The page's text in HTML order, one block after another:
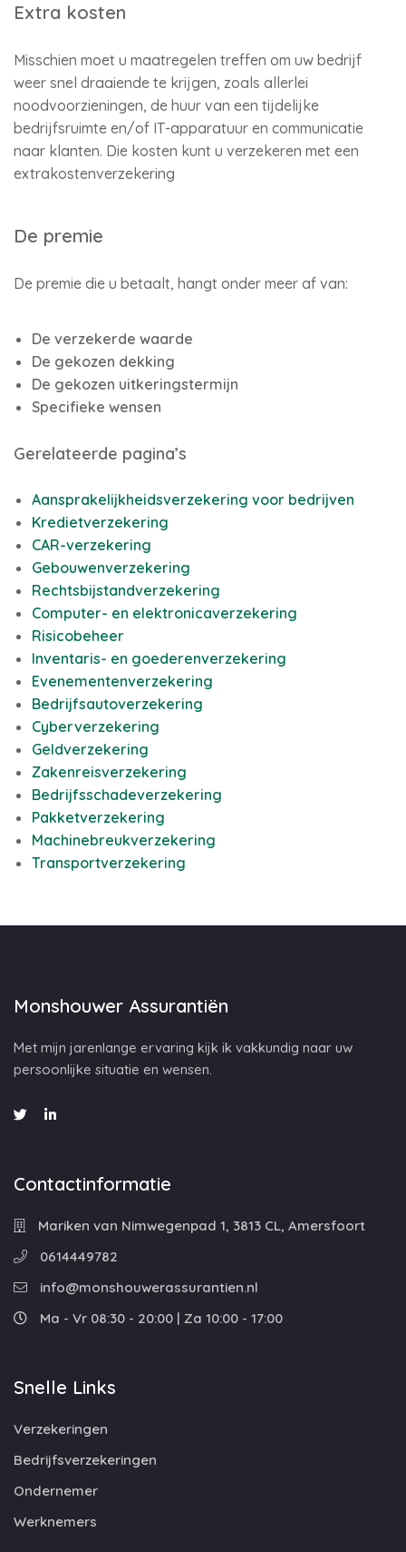
Extra kosten
Misschien moet u maatregelen treffen om uw bedrijf
weer snel draaiende te krijgen, zoals allerlei
noodvoorzieningen, de huur van een tijdelijke
bedrijfsruimte en/of IT-apparatuur en communicatie
naar klanten. Die kosten kunt u verzekeren met een
extrakostenverzekering
De premie
De premie die u betaalt, hangt onder meer af van:
De verzekerde waarde
De gekozen dekking
De gekozen uitkeringstermijn
Specifieke wensen
Gerelateerde pagina’s
Aansprakelijkheidsverzekering voor bedrijven
Kredietverzekering
CAR-verzekering
Gebouwenverzekering
Rechtsbijstandverzekering
Computer- en elektronicaverzekering
Risicobeheer
Inventaris- en goederenverzekering
Evenementenverzekering
Bedrijfsautoverzekering
Cyberverzekering
Geldverzekering
Zakenreisverzekering
Bedrijfsschadeverzekering
Pakketverzekering
Machinebreukverzekering
Transportverzekering
Monshouwer Assurantiën
Met mijn jarenlange ervaring kijk ik vakkundig naar uw
persoonlijke situatie en wensen.
Contactinformatie
Mariken van Nimwegenpad 1, 3813 CL, Amersfoort
0614449782
info@monshouwerassurantien.nl
Ma - Vr 08:30 - 20:00 | Za 10:00 - 17:00
Snelle Links
Verzekeringen
Bedrijfsverzekeringen
Ondernemer
Werknemers